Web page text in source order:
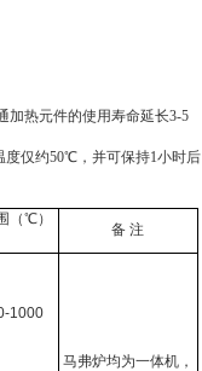
热元件的使用寿命延长3-5
度仅约50℃，并可保持1小时后
（℃）
备 注
1000
马弗炉均为一体机，